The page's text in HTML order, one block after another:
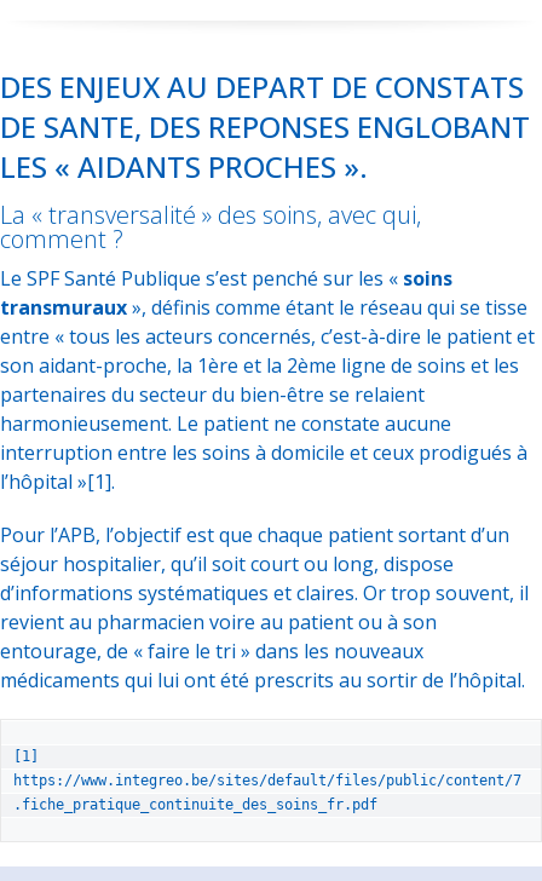
DES ENJEUX AU DEPART DE CONSTATS
DE SANTE, DES REPONSES ENGLOBANT
LES « AIDANTS PROCHES ».
La « transversalité » des soins, avec qui,
comment ?
Le SPF Santé Publique s’est penché sur les « soins
transmuraux», définis comme étant le réseau qui se tisse
entre « tous les acteurs concernés, c’est-à-dire le patient et
son aidant-proche, la 1ère et la 2ème ligne de soins et les
partenaires du secteur du bien-être se relaient
harmonieusement. Le patient ne constate aucune
interruption entre les soins à domicile et ceux prodigués à
l’hôpital »[1].
Pour l’APB, l’objectif est que chaque patient sortant d’un
séjour hospitalier, qu’il soit court ou long, dispose
d’informations systématiques et claires. Or trop souvent, il
revient au pharmacien voire au patient ou à son
entourage, de « faire le tri » dans les nouveaux
médicaments qui lui ont été prescrits au sortir de l’hôpital.
[1]
https://www.integreo.be/sites/default/files/public/content/7
.fiche_pratique_continuite_des_soins_fr.pdf